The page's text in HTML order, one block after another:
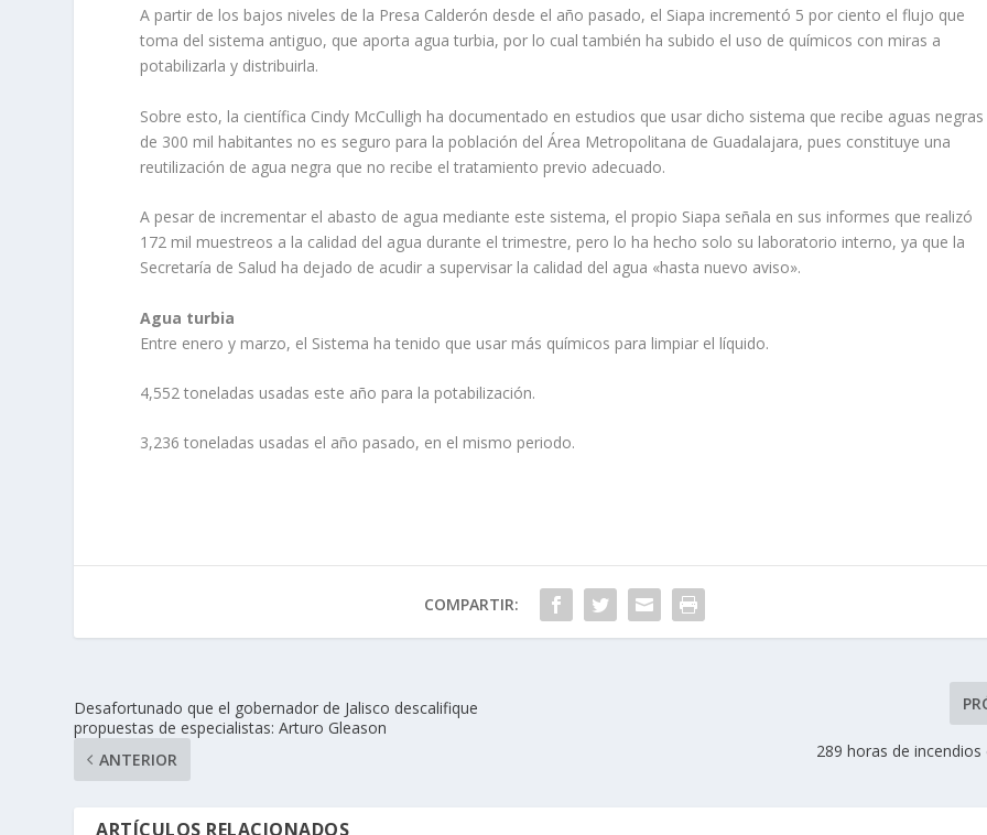
A partir de los bajos niveles de la Presa Calderón desde el año pasado, el Siapa incrementó 5 por ciento el flujo que
toma del sistema antiguo, que aporta agua turbia, por lo cual también ha subido el uso de químicos con miras a
potabilizarla y distribuirla.
Sobre esto, la científica Cindy McCulligh ha documentado en estudios que usar dicho sistema que recibe aguas negras
de 300 mil habitantes no es seguro para la población del Área Metropolitana de Guadalajara, pues constituye una
reutilización de agua negra que no recibe el tratamiento previo adecuado.
A pesar de incrementar el abasto de agua mediante este sistema, el propio Siapa señala en sus informes que realizó
172 mil muestreos a la calidad del agua durante el trimestre, pero lo ha hecho solo su laboratorio interno, ya que la
Secretaría de Salud ha dejado de acudir a supervisar la calidad del agua «hasta nuevo aviso».
Agua turbia
Entre enero y marzo, el Sistema ha tenido que usar más químicos para limpiar el líquido.
4,552 toneladas usadas este año para la potabilización.
3,236 toneladas usadas el año pasado, en el mismo periodo.
COMPARTIR:
Desafortunado que el gobernador de Jalisco descalifique
propuestas de especialistas: Arturo Gleason
ANTERIOR
289 horas de incendios
ARTÍCULOS RELACIONADOS